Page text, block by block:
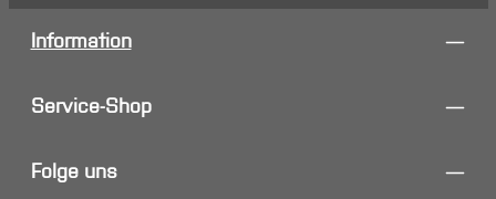
Information
Service-Shop
Folge uns